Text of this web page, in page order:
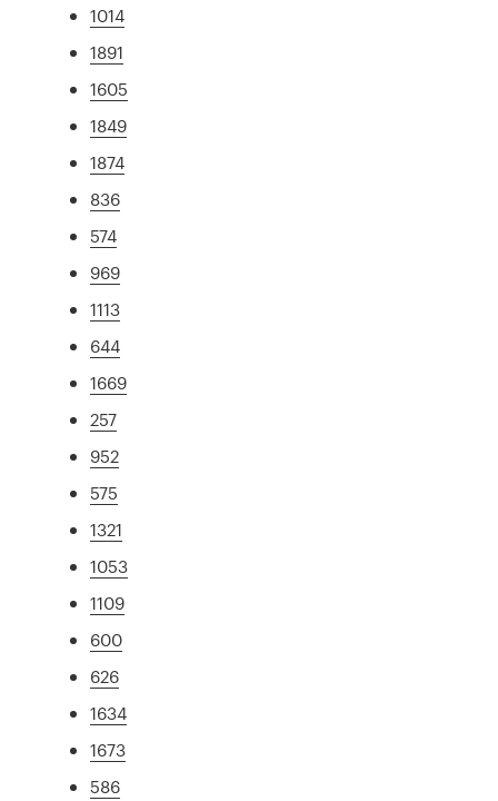
1014
1891
1605
1849
1874
836
574
969
1113
644
1669
257
952
575
1321
1053
1109
600
626
1634
1673
586